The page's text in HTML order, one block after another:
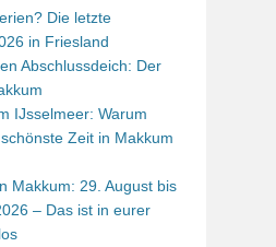
Die letzte
in Friesland
Abschlussdeich: Der
IJsselmeer: Warum
Zeit in Makkum
Makkum: 29. August bis
– Das ist in eurer